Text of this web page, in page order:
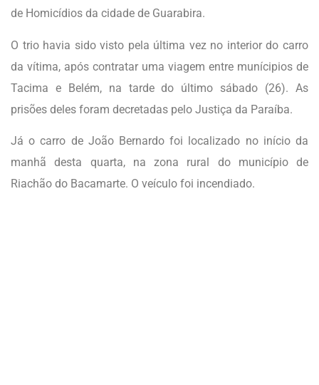
de Homicídios da cidade de Guarabira.
O trio havia sido visto pela última vez no interior do carro
da vítima, após contratar uma viagem entre munícipios de
Tacima e Belém, na tarde do último sábado (26). As
prisões deles foram decretadas pelo Justiça da Paraíba.
Já o carro de João Bernardo foi localizado no início da
manhã desta quarta, na zona rural do município de
Riachão do Bacamarte. O veículo foi incendiado.